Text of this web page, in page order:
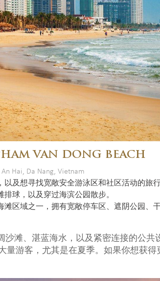
VAN DONG BEACH
Hai, Da Nang, Vietnam
及想寻找宽敞安全游泳区和社区活动的旅行
球，以及穿过海滨公园散步。
滩区域之一，拥有宽敞停车区、遮阴公园、
阔沙滩、湛蓝海水，以及紧密连接的公
量游客，尤其是在夏季。如果你想获得